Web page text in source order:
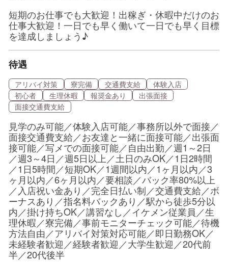
短期のお仕事でも大歓迎！出稼ぎ・休暇中だけのお
仕事大歓迎！一日でも早く働いて一日でも早く目標
を達成しましょう♪
待遇
アリバイ対策 寮完備 交通費支給
体験入店
初心者
生理休暇 報奨金あり
出張面接
面接交通費支給
見学のみ可能／体験入店可能／事務所以外で面接／
面接交通費支給／お友達と一緒に面接可能／出張面
接可能／写メでの面接可能／自由出勤／週1～2日
／週3～4日／週5日以上／土日のみOK／1日2時間
／1日5時間／短期OK／1週間以内／1ヶ月以内／3
ヶ月以内／6ヶ月以内／要相談／バック率80%以上
／入店祝い金あり／完全日払い制／交通費支給／ボ
ーナスあり／指名料バックあり／駅から徒歩5分以
内／掛け持ちOK／講習なし／イケメン従業員／生
理休暇／寮完備／事前モニターチェック可能／待機
方法自由／アリバイ対策対応可能／即日勤務OK／
未経験者歓迎／経験者歓迎／大学生歓迎／20代前
半／20代後半